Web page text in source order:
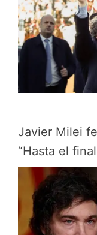
Javier Milei
“Hasta el